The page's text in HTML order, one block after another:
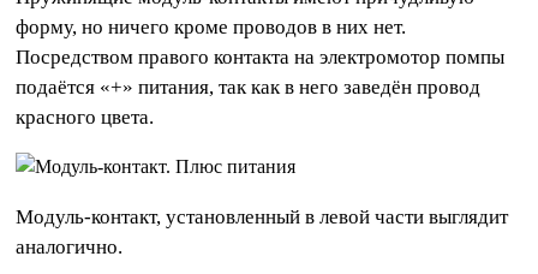
форму, но ничего кроме проводов в них нет.
Посредством правого контакта на электромотор помпы
подаётся «+» питания, так как в него заведён провод
красного цвета.
Модуль-контакт, установленный в левой части выглядит
аналогично.